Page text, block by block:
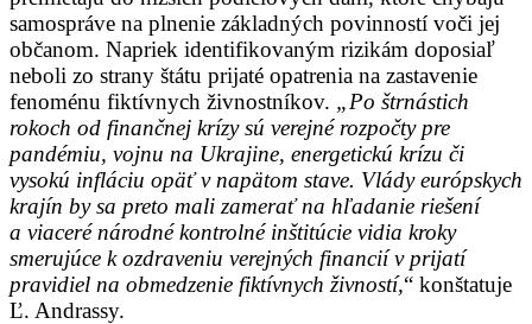
samospráve na plnenie základných povinností voči jej
občanom. Napriek identifikovaným rizikám doposiaľ
neboli zo strany štátu prijaté opatrenia na zastavenie
fenoménu fiktívnych živnostníkov. „Po štrnástich
rokoch od finančnej krízy sú verejné rozpočty pre
pandémiu, vojnu na Ukrajine, energetickú krízu či
vysokú infláciu opäť v napätom stave. Vlády európskych
krajín by sa preto mali zamerať na hľadanie riešení
a viaceré národné kontrolné inštitúcie vidia kroky
smerujúce k ozdraveniu verejných financií v prijatí
pravidiel na obmedzenie fiktívnych živností,“ konštatuje
Ľ. Andrassy.